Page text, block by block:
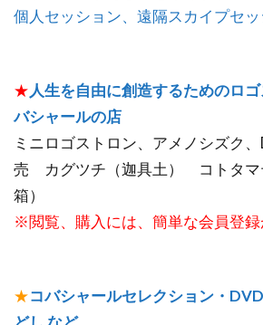
個人セッション、遠隔スカイプセ
★人生を自由に創造するためのロ
バシャールの店
ミニロゴストロン、アメノシズク
売 カグツチ（迦具土） コトタマ
箱）
※閲覧、購入には、簡単な会員登録
★コバシャールセレクション・